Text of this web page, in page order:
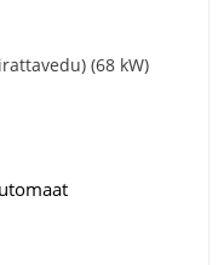
(68 kW)